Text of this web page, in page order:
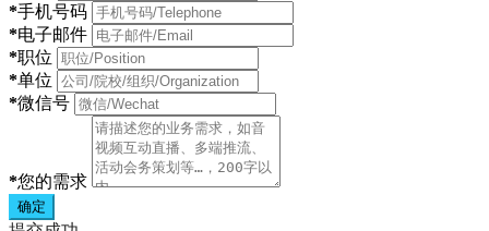
*手机号码
*电子邮件
*职位
*单位
*微信号
*您的需求
确定